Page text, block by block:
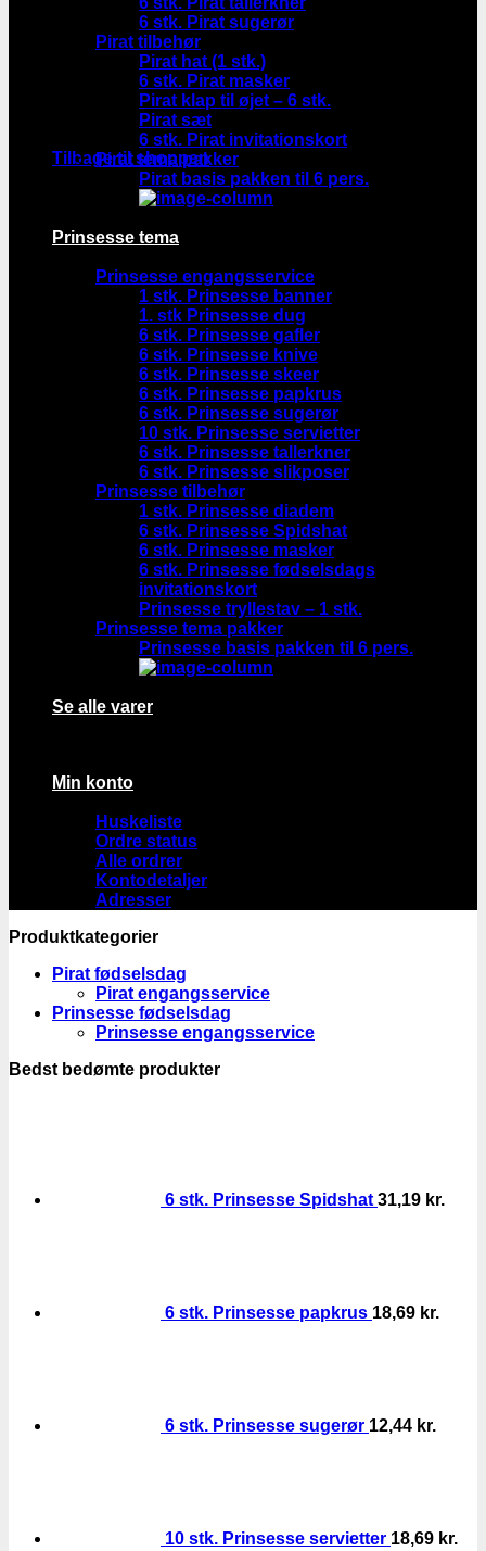
Ingen varer i kurven.
Tilbage til shoppen
6 stk. Pirat sugerør
Pirat tilbehør
Pirat hat (1 stk.)
6 stk. Pirat masker
Pirat klap til øjet – 6 stk.
Pirat sæt
6 stk. Pirat invitationskort
Pirat tema pakker
Pirat basis pakken til 6 pers.
Prinsesse tema
Prinsesse engangsservice
1 stk. Prinsesse banner
1. stk Prinsesse dug
6 stk. Prinsesse gafler
6 stk. Prinsesse knive
6 stk. Prinsesse skeer
6 stk. Prinsesse papkrus
6 stk. Prinsesse sugerør
10 stk. Prinsesse servietter
6 stk. Prinsesse tallerkner
6 stk. Prinsesse slikposer
Prinsesse tilbehør
1 stk. Prinsesse diadem
6 stk. Prinsesse Spidshat
6 stk. Prinsesse masker
6 stk. Prinsesse fødselsdags
invitationskort
Prinsesse tryllestav – 1 stk.
Prinsesse tema pakker
Prinsesse basis pakken til 6 pers.
Se alle varer
Min konto
Huskeliste
Ordre status
Alle ordrer
Kontodetaljer
Adresser
Produktkategorier
Pirat fødselsdag
Pirat engangsservice
Prinsesse fødselsdag
Prinsesse engangsservice
Bedst bedømte produkter
6 stk. Prinsesse Spidshat 31,19 kr.
6 stk. Prinsesse papkrus 18,69 kr.
6 stk. Prinsesse sugerør 12,44 kr.
10 stk. Prinsesse servietter 18,69 kr.